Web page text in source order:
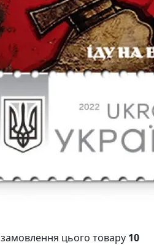
цього товару 10